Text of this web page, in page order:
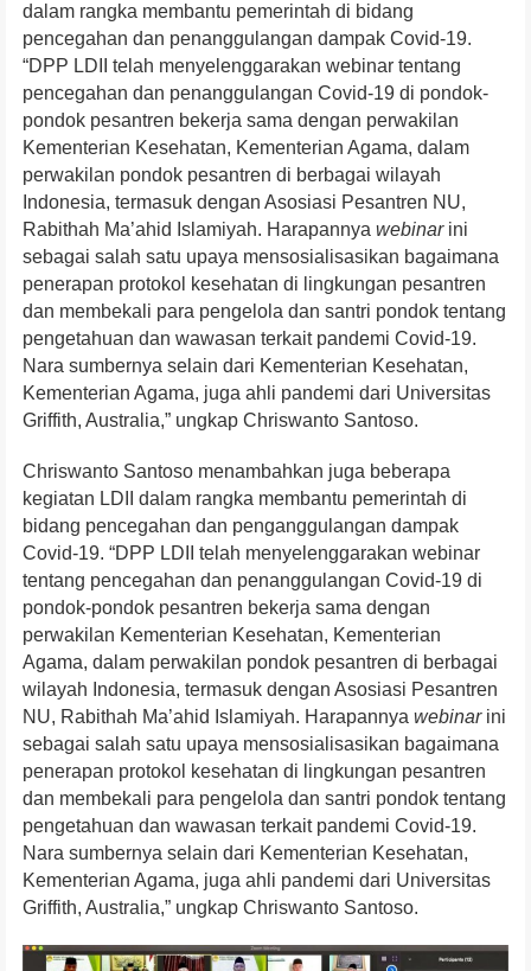
dalam rangka membantu pemerintah di bidang
pencegahan dan penanggulangan dampak Covid-19.
“DPP LDII telah menyelenggarakan webinar tentang
pencegahan dan penanggulangan Covid-19 di pondok-
pondok pesantren bekerja sama dengan perwakilan
Kementerian Kesehatan, Kementerian Agama, dalam
perwakilan pondok pesantren di berbagai wilayah
Indonesia, termasuk dengan Asosiasi Pesantren NU,
Rabithah Ma’ahid Islamiyah. Harapannya webinarini
sebagai salah satu upaya mensosialisasikan bagaimana
penerapan protokol kesehatan di lingkungan pesantren
dan membekali para pengelola dan santri pondok tentang
pengetahuan dan wawasan terkait pandemi Covid-19.
Nara sumbernya selain dari Kementerian Kesehatan,
Kementerian Agama, juga ahli pandemi dari Universitas
Griffith, Australia,” ungkap Chriswanto Santoso.
Chriswanto Santoso menambahkan juga beberapa
kegiatan LDII dalam rangka membantu pemerintah di
bidang pencegahan dan penganggulangan dampak
Covid-19. “DPP LDII telah menyelenggarakan webinar
tentang pencegahan dan penanggulangan Covid-19 di
pondok-pondok pesantren bekerja sama dengan
perwakilan Kementerian Kesehatan, Kementerian
Agama, dalam perwakilan pondok pesantren di berbagai
wilayah Indonesia, termasuk dengan Asosiasi Pesantren
NU, Rabithah Ma’ahid Islamiyah. Harapannya webinarini
sebagai salah satu upaya mensosialisasikan bagaimana
penerapan protokol kesehatan di lingkungan pesantren
dan membekali para pengelola dan santri pondok tentang
pengetahuan dan wawasan terkait pandemi Covid-19.
Nara sumbernya selain dari Kementerian Kesehatan,
Kementerian Agama, juga ahli pandemi dari Universitas
Griffith, Australia,” ungkap Chriswanto Santoso.